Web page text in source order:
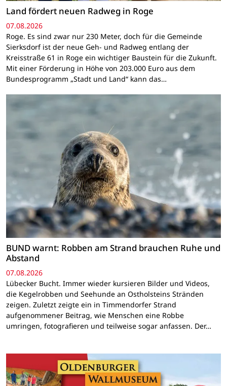
Land fördert neuen Radweg in Roge
07.08.2026
Roge. Es sind zwar nur 230 Meter, doch für die Gemeinde
Sierksdorf ist der neue Geh- und Radweg entlang der
Kreisstraße 61 in Roge ein wichtiger Baustein für die Zukunft.
Mit einer Förderung in Höhe von 203.000 Euro aus dem
Bundesprogramm „Stadt und Land“ kann das…
BUND warnt: Robben am Strand brauchen Ruhe und
Abstand
07.08.2026
Lübecker Bucht. Immer wieder kursieren Bilder und Videos,
die Kegelrobben und Seehunde an Ostholsteins Stränden
zeigen. Zuletzt zeigte ein in Timmendorfer Strand
aufgenommener Beitrag, wie Menschen eine Robbe
umringen, fotografieren und teilweise sogar anfassen. Der…